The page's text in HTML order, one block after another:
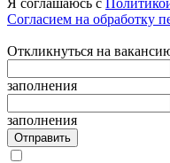
Согласием на обработку
Откликнуться на
заполнения
заполнения
Отправить